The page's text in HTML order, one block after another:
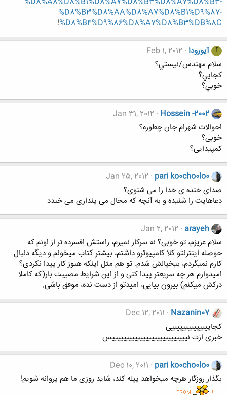
%D8%B3%D8%AA%D8%A7%D8%B1%D9%87-
%D8%B4%D9%86%D8%A7%D8%B3%DB%8C
!
آ آیورودا Feb 1, 2012
سلام مهندس/نيستي؟
كجايي؟
خوبي؟
Hossein -2002
Jan 31, 2012
احوالات شهرام جان چطوره؟
خوبی؟
کمپیدایی؟
pari ko0cho0lo0
Jan 25, 2012
صدای خنده ی خدا را می شنوی؟
دعاهایت را شنیده و به آنچه که محال می پنداری می خندد
arayeh
Jan 2, 2012
سلام عزیزم، تو خوبی؟ نه سرکار نمیرم، راستش افسرده تر از اونم که
حوصله اینترنتو کلا کامپیوترو داشتم، بیشتر کتاب میخونم و دیگه دنبال
کارم نمیگردم، بیخیالش شدم. تو هم مثل اینکه هنوز کار پیدا نکردی؟
امیدوارم هر چه سریعتر پیدا کنی و از این شرایط مصیبت بار(که کاملا
درکش میکنم) بیرون بیایی، امیدتو از دست نده، موفق باشی.
Nazanin07
Dec 12, 2011
کجاییییییییییییییی
خبری ازت نیییییییییییییییییییییییییییس
pari ko0cho0lo0
Dec 10, 2011
بگذار روزگار هرچه میخواهد پیله کند، شاید روزی ما هم پروانه شویم!